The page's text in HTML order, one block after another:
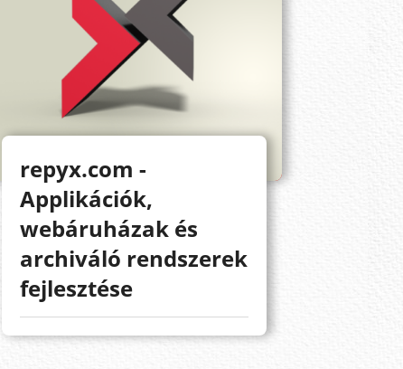
repyx.com -
Applikációk,
webáruházak és
archiváló rendszerek
fejlesztése